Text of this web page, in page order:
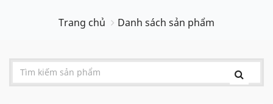
Trang chủ Danh sách sản phẩm